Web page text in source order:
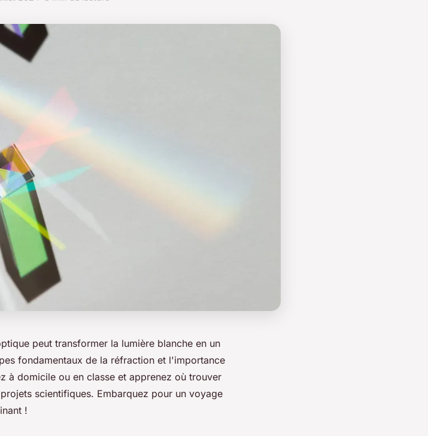
peut transformer la lumière blanche en un
fondamentaux de la réfraction et l'importance
à domicile ou en classe et apprenez où trouver
scientifiques. Embarquez pour un voyage
!